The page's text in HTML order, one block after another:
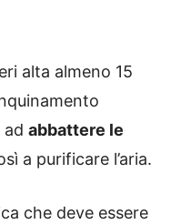
alta almeno 15
ad abbattere le
a purificare l’aria.
che deve essere